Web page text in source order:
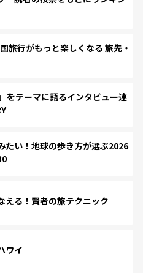
行がもっと楽しくなる 旅先・
をテーマに語るインタビュー連
たい！地球の歩き方が選ぶ2026
える！賢者の旅テクニック
ワイ